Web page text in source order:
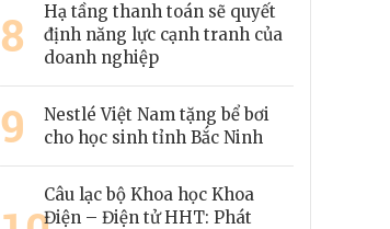
8
Hạ tầng thanh toán sẽ quyết
định năng lực cạnh tranh của
doanh nghiệp
9
Nestlé Việt Nam tặng bể bơi
cho học sinh tỉnh Bắc Ninh
Câu lạc bộ Khoa học Khoa
Điện – Điện tử HHT: Phát